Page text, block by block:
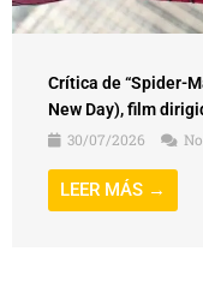
Crítica de “Spider-
New Day), film
30/07/2026
LEER MÁS →